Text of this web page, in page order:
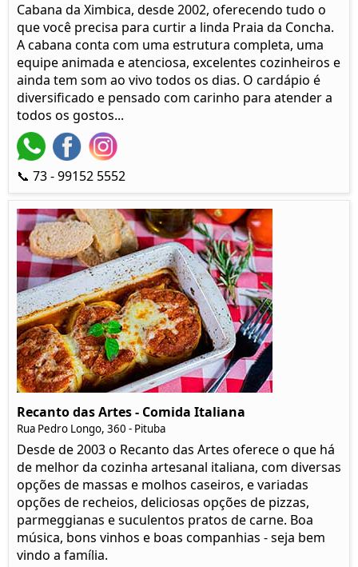
Cabana da Ximbica, desde 2002, oferecendo tudo o
que você precisa para curtir a linda Praia da Concha.
A cabana conta com uma estrutura completa, uma
equipe animada e atenciosa, excelentes cozinheiros e
ainda tem som ao vivo todos os dias. O cardápio é
diversificado e pensado com carinho para atender a
todos os gostos...
📞 73 - 99152 5552
Recanto das Artes - Comida Italiana
Rua Pedro Longo, 360 - Pituba
Desde de 2003 o Recanto das Artes oferece o que há
de melhor da cozinha artesanal italiana, com diversas
opções de massas e molhos caseiros, e variadas
opções de recheios, deliciosas opções de pizzas,
parmeggianas e suculentos pratos de carne. Boa
música, bons vinhos e boas companhias - seja bem
vindo a família.